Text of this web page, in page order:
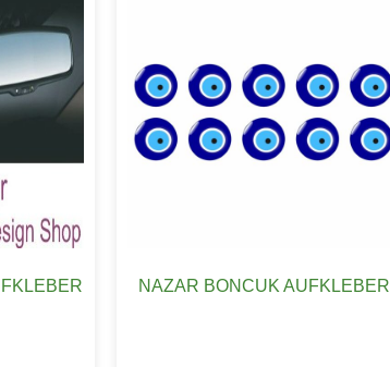
NAZAR BONCUK AUFKLEBER